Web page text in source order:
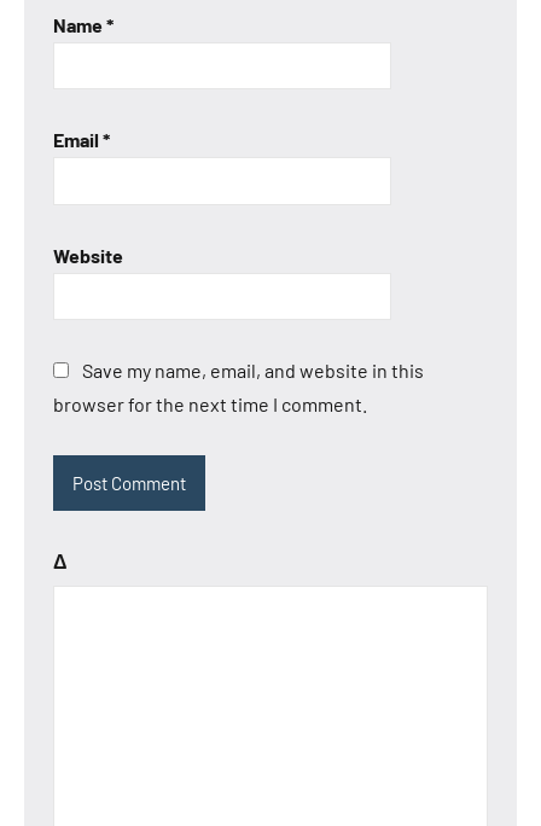
Name*
Email *
Website
Save my name, email, and website in this
browser for the next time I comment.
Δ